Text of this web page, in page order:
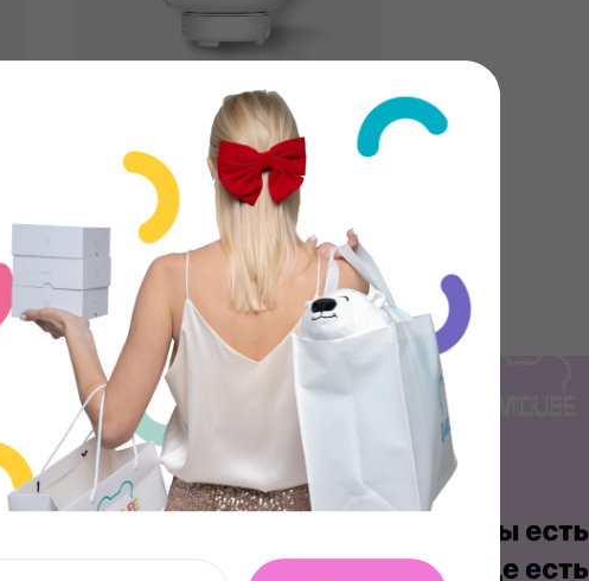
АРОМАДИФФУЗОР PUPU |
ПУПУ
2 990 р.3 950 р.